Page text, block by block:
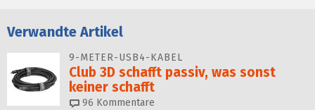
Verwandte Artikel
9-METER-USB4-KABEL
Club 3D schafft passiv, was sonst
keiner schafft
96 Kommentare